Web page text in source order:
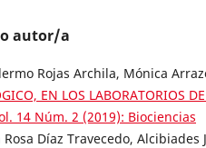
autor/a
Rojas Archila, Mónica
EN LOS LABORATORIOS
14 Núm. 2 (2019): Biociencias
Díaz Travecedo,